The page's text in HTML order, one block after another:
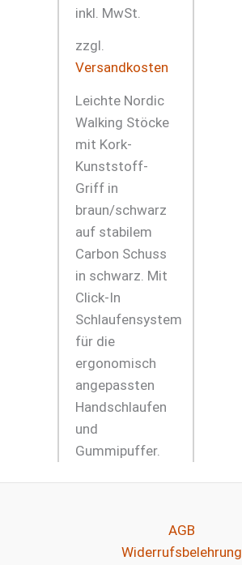
inkl. MwSt.
zzgl.
Versandkosten
Leichte Nordic
Walking Stöcke
mit Kork-
Kunststoff-
Griff in
braun/schwarz
auf stabilem
Carbon Schuss
in schwarz. Mit
Click-In
Schlaufensystem
für die
ergonomisch
angepassten
Handschlaufen
und
Gummipuffer.
AGB
Widerrufsbelehrung